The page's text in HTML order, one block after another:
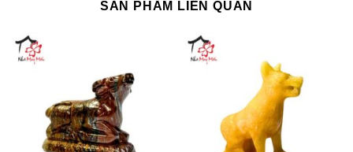
SẢN PHẨM LIÊN QUAN